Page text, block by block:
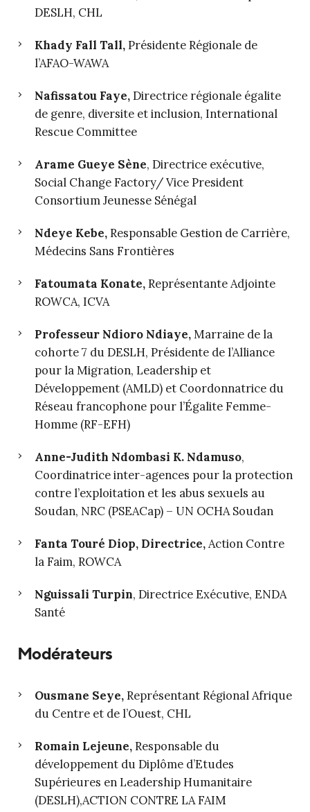
DESLH, CHL
Khady Fall Tall,Présidente Régionale de
l’AFAO-WAWA
Nafissatou Faye,Directrice régionale égalite
de genre, diversite et inclusion, International
Rescue Committee
Arame Gueye Sène, Directrice exécutive,
Social Change Factory/ Vice President
Consortium Jeunesse Sénégal
Ndeye Kebe,Responsable Gestion de Carrière,
Médecins Sans Frontières
Fatoumata Konate,Représentante Adjointe
ROWCA, ICVA
Professeur Ndioro Ndiaye,Marraine de la
cohorte 7 du DESLH, Présidente de l’Alliance
pour la Migration, Leadership et
Développement (AMLD) et Coordonnatrice du
Réseau francophone pour l’Égalite Femme-
Homme (RF-EFH)
Anne-Judith Ndombasi K. Ndamuso,
Coordinatrice inter-agences pour la protection
contre l’exploitation et les abus sexuels au
Soudan, NRC (PSEACap) – UN OCHA Soudan
Fanta Touré Diop, Directrice,Action Contre
la Faim, ROWCA
Nguissali Turpin, Directrice Exécutive, ENDA
Santé
Modérateurs
Ousmane Seye,Représentant Régional Afrique
du Centre et de l’Ouest, CHL
Romain Lejeune,Responsable du
développement du Diplôme d’Etudes
Supérieures en Leadership Humanitaire
(DESLH),ACTION CONTRE LA FAIM